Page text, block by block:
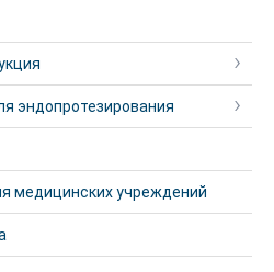
эндопротезирования
медицинских учреждений